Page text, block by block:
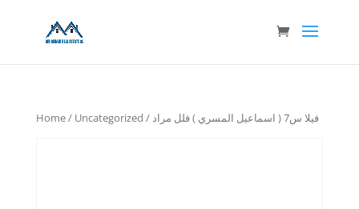
Home/ Uncategorized / فيلا س7 ( اسماعيل المسري ) فلل مراد